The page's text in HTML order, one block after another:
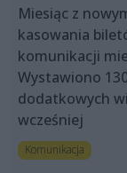
Miesiąc z
kasowania
komunikacji
Wystawiono
dodatkowych
wcześniej
Komunikacja